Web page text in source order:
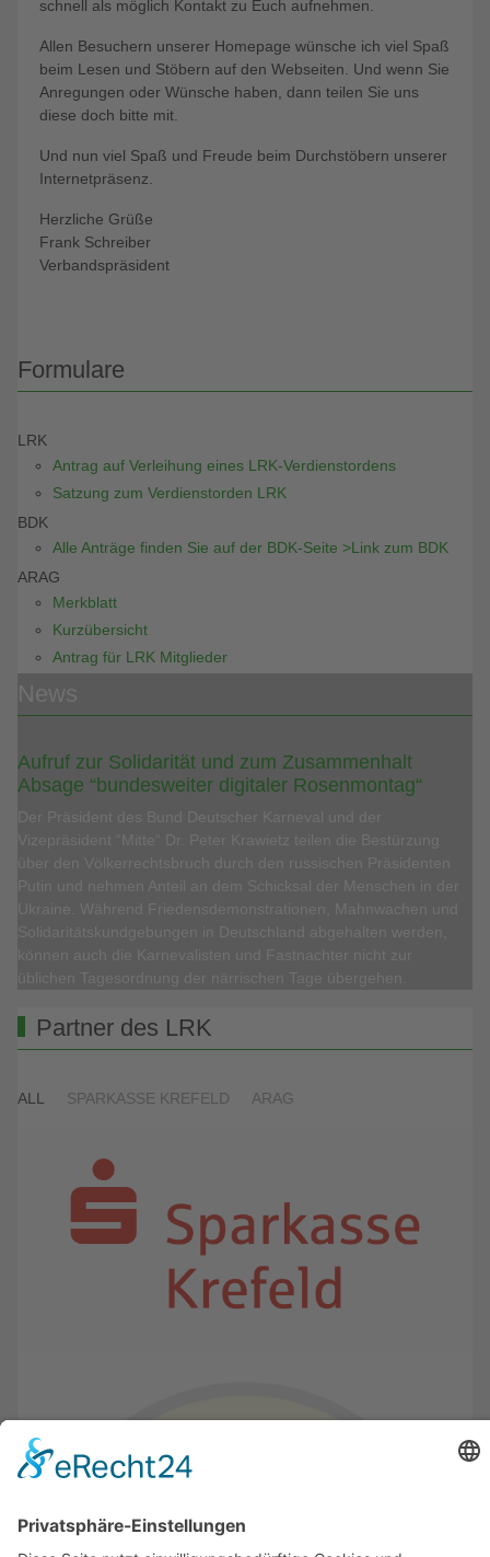
schnell als möglich Kontakt zu Euch aufnehmen.
Allen Besuchern unserer Homepage wünsche ich viel Spaß
beim Lesen und Stöbern auf den Webseiten. Und wenn Sie
Anregungen oder Wünsche haben, dann teilen Sie uns
diese doch bitte mit.
Und nun viel Spaß und Freude beim Durchstöbern unserer
Internetpräsenz.
Herzliche Grüße
Frank Schreiber
Verbandspräsident
Formulare
LRK
Antrag auf Verleihung eines LRK-Verdienstordens
Satzung zum Verdienstorden LRK
BDK
Alle Anträge finden Sie auf der BDK-Seite >Link zum BDK
ARAG
Merkblatt
Kurzübersicht
Antrag für LRK Mitglieder
Aufruf zur Solidarität und zum Zusammenhalt
Absage “bundesweiter digitaler Rosenmontag“
Partner des LRK
ALL SPARKASSE KREFELD ARAG